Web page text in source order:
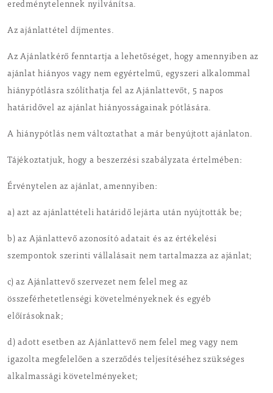
eredménytelennek nyilvánítsa.
Az ajánlattétel díjmentes.
Az Ajánlatkérő fenntartja a lehetőséget, hogy amennyiben az
ajánlat hiányos vagy nem egyértelmű, egyszeri alkalommal
hiánypótlásra szólíthatja fel az Ajánlattevőt, 5 napos
határidővel az ajánlat hiányosságainak pótlására.
A hiánypótlás nem változtathat a már benyújtott ajánlaton.
Tájékoztatjuk, hogy a beszerzési szabályzata értelmében:
Érvénytelen az ajánlat, amennyiben:
a) azt az ajánlattételi határidő lejárta után nyújtották be;
b) az Ajánlattevő azonosító adatait és az értékelési
szempontok szerinti vállalásait nem tartalmazza az ajánlat;
c) az Ajánlattevő szervezet nem felel meg az
összeférhetetlenségi követelményeknek és egyéb
előírásoknak;
d) adott esetben az Ajánlattevő nem felel meg vagy nem
igazolta megfelelően a szerződés teljesítéséhez szükséges
alkalmassági követelményeket;